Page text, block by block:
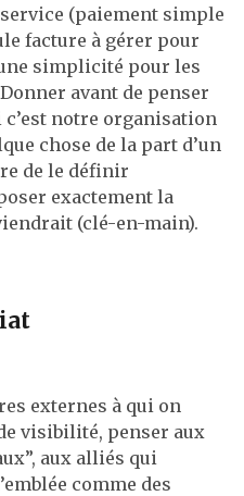
(paiement simple
facture à gérer pour
simplicité pour les
avant de penser
notre organisation
chose de la part d’un
de le définir
exactement la
(clé-en-main).
externes à qui on
visibilité, penser aux
aux alliés qui
comme des